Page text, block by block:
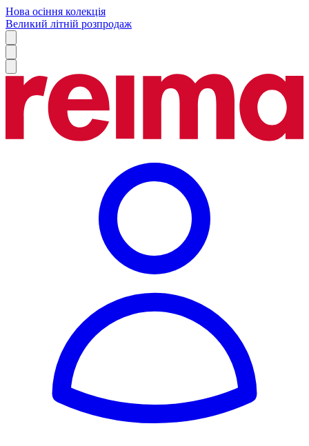
Нова осіння колекція
Великий літній розпродаж